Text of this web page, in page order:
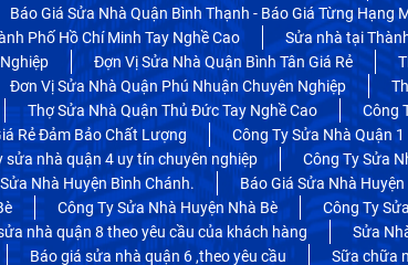
Báo Giá Sửa Nhà Quận Bình Thạnh - Báo Giá Từng Hạng
Phố Hồ Chí Minh Tay Nghề Cao
Sửa nhà tại
Đợn Vị Sửa Nhà Quận Bình Tân Giá Rẻ
Đơn Vị Sửa Nhà Quận Phú Nhuận Chuyên Nghiệp
Thợ Sửa Nhà Quận Thủ Đức Tay Nghề Cao
Công
Rẻ Đảm Bảo Chất Lượng Công Ty Sửa Nhà Quận
sửa nhà quận 4 uy tín chuyên nghiệp Công Ty Sửa
Nhà Huyện Bình Chánh. Báo Giá Sửa Nhà
Công Ty Sửa Nhà Huyện Nhà Bè Công Ty
nhà quận 8 theo yêu cầu của khách hàng
Sửa
Báo giá sửa nhà quận 6 ,theo yêu cầu Sữa chữa